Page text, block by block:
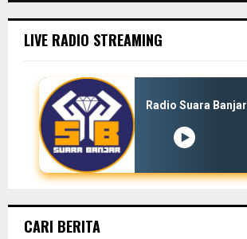
LIVE RADIO STREAMING
Radio Suara Banjar
CARI BERITA